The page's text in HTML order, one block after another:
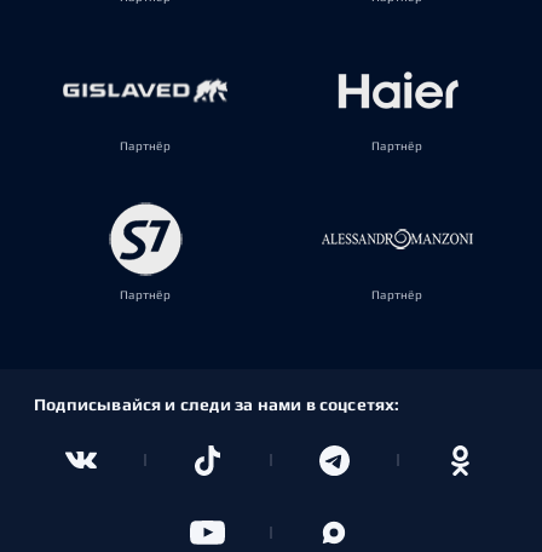
Партнёр Партнёр
Партнёр Партнёр
Подписывайся и следи за нами в соцсетях: